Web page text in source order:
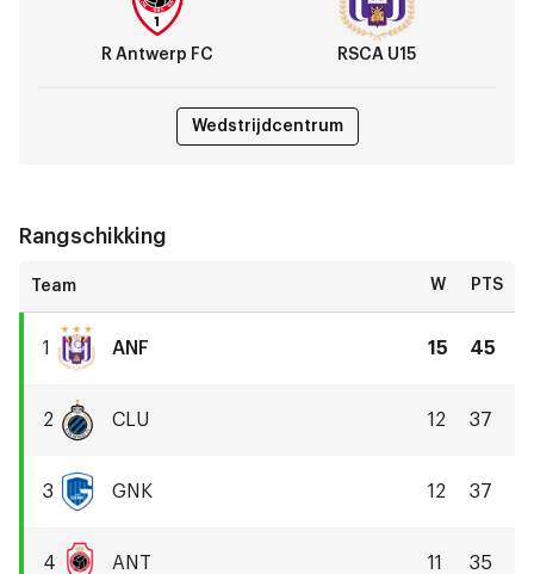
R Antwerp FC RSCA U15
Wedstrijdcentrum
Rangschikking
W PTS
1
RSCA
U15
ANF 15 45
2
Brugge
CLU 12 37
3
Genk
GNK 12 37
4
ANT 11 35